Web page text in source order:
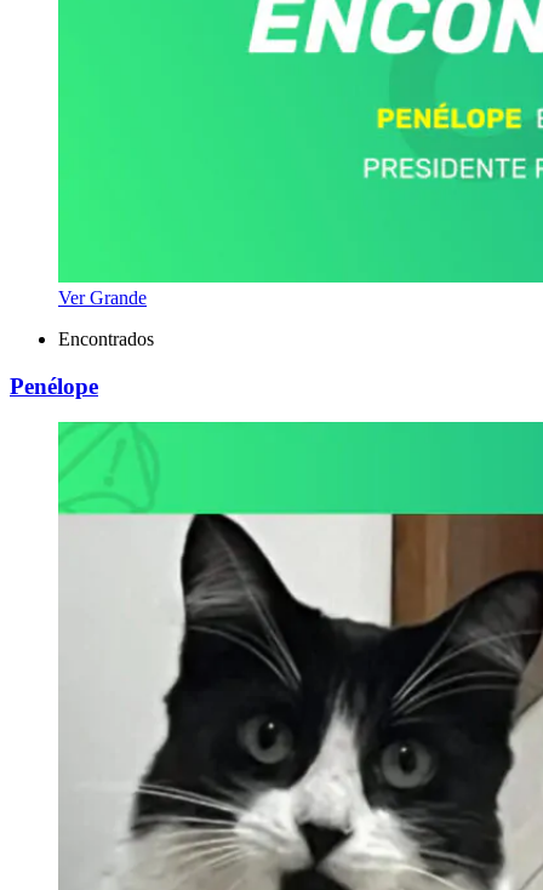
Ver Grande
Encontrados
Penélope